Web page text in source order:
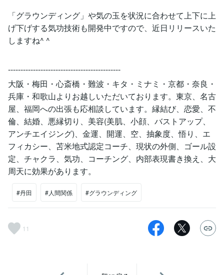
「グラウンディング」や気の玉を状況に合わせて上下に上
げ下げする気功技術も開発中ですので、近日リリースいた
しますね^ ^
---------------------------------------------
大阪・梅田・心斎橋・難波・キタ・ミナミ・京都・奈良・
兵庫・和歌山よりお越しいただいております。東京、名古
屋、福岡への出張も応相談しています。縁結び、恋愛、不
倫、結婚、悪縁切り、美容(美肌、小顔、バストアップ、
アンチエイジング)、金運、開運、空、抽象度、悟り、エ
フィカシー、苫米地式認定コーチ、現状の外側、ゴール設
定、チャクラ、気功、コーチング、内部表現書き換え、大
周天に効果があります。
#丹田 #人間関係 #グラウンディング
11